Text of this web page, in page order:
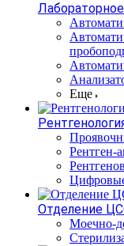
Еще
Рентген-
Отделение
Моечно-